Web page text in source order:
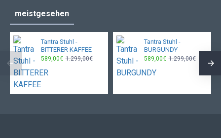
meistgesehen
Tantra Stuhl -
BITTERER KAFFEE
589,00€ 1.299,00€
Tantra Stuhl -
BURGUNDY
589,00€ 1.299,00€